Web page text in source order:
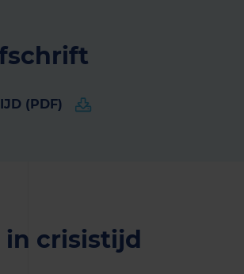
(PDF)
in crisistijd